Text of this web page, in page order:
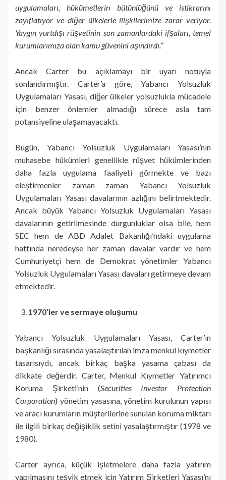
uygulamaları, hükümetlerin bütünlüğünü ve istikrarını
zayıflatıyor ve diğer ülkelerle ilişkilerimize zarar veriyor.
Yaygın yurtdışı rüşvetinin son zamanlardaki ifşaları, temel
kurumlarımıza olan kamu güvenini aşındırdı.”
Ancak Carter bu açıklamayı bir uyarı notuyla
sonlandırmıştır. Carter’a göre, Yabancı Yolsuzluk
Uygulamaları Yasası, diğer ülkeler yolsuzlukla mücadele
için benzer önlemler almadığı sürece asla tam
potansiyeline ulaşamayacaktı.
Bugün, Yabancı Yolsuzluk Uygulamaları Yasası’nın
muhasebe hükümleri genellikle rüşvet hükümlerinden
daha fazla uygulama faaliyeti görmekte ve bazı
eleştirmenler zaman zaman Yabancı Yolsuzluk
Uygulamaları Yasası davalarının azlığını belirtmektedir.
Ancak büyük Yabancı Yolsuzluk Uygulamaları Yasası
davalarının getirilmesinde durgunluklar olsa bile, hem
SEC hem de ABD Adalet Bakanlığı’ndaki uygulama
hattında neredeyse her zaman davalar vardır ve hem
Cumhuriyetçi hem de Demokrat yönetimler Yabancı
Yolsuzluk Uygulamaları Yasası davaları getirmeye devam
etmektedir.
1970’ler ve sermaye oluşumu
Yabancı Yolsuzluk Uygulamaları Yasası, Carter’ın
başkanlığı sırasında yasalaştırılan imza menkul kıymetler
tasarısıydı, ancak birkaç başka yasama çabası da
dikkate değerdir. Carter, Menkul Kıymetler Yatırımcı
Koruma Şirketi’nin (Securities Investor Protection
Corporation) yönetim yasasına, yönetim kurulunun yapısı
ve aracı kurumların müşterilerine sunulan koruma miktarı
ile ilgili birkaç değişiklik setini yasalaştırmıştır (1978 ve
1980).
Carter ayrıca, küçük işletmelere daha fazla yatırım
yapılmasını teşvik etmek için Yatırım Şirketleri Yasası’nı